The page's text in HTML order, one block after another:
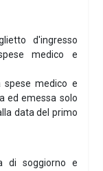
d'ingresso
medico e
spese medico e
ed emessa solo
data del primo
di soggiorno e